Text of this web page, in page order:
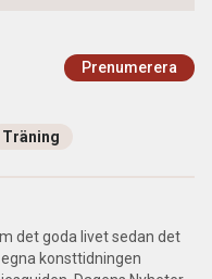
Prenumerera
Träning
det goda livet sedan det
konsttidningen